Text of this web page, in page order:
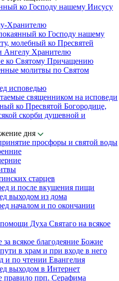
ко Господу нашему Иисусу
Хранителю
ко Господу нашему
молебный ко Пресвятей
Ангелу Хранителю
ко Святому Причащению
молитвы по Святом
исповедью
священником на исповеди
ко Пресвятой Богородице,
скорби душевной и
дня
просфоры и святой воды
старцев
и после вкушения пищи
выходом из дома
началом и по окончании
Духа Святаго на всякое
за всякое благодеяние Божие
в храм и при входе в него
и по чтении Евангелия
выходом в Интернет
правило прп. Серафима